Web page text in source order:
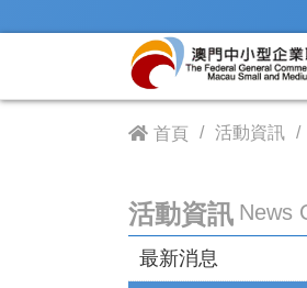
首頁 活動資訊
活動資訊 News
最新消息